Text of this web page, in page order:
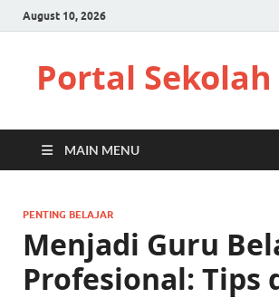
August 10, 2026
Portal Sekolah
MAIN MENU
PENTING BELAJAR
Menjadi Guru
Profesional: Tips